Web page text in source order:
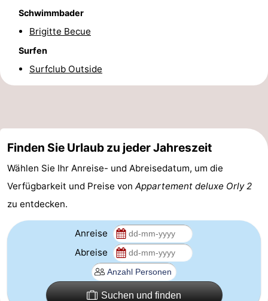
Parken
Küstetram
Medizin
Westflandern
-
Brügge
Gent
-
Ypern
Die
Schwimmbader
Brigitte Becue
Surfen
Surfclub Outside
Finden Sie Urlaub zu jeder Jahreszeit
Wählen Sie Ihr Anreise- und Abreisedatum, um die
Verfügbarkeit und Preise von Appartement deluxe Orly 2
zu entdecken.
Anreise
Abreise
Suchen und finden